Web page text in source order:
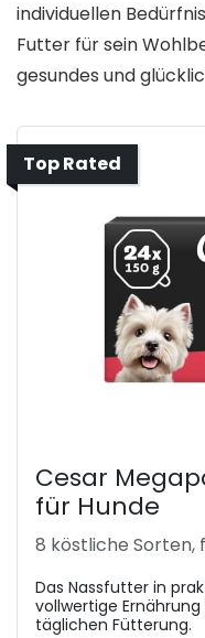
individuellen
Futter für sein
gesundes und
Top Rated
Cesar
für Hunde
8 köstliche Sorten,
Das Nassfutter in
vollwertige
täglichen Fütterung.